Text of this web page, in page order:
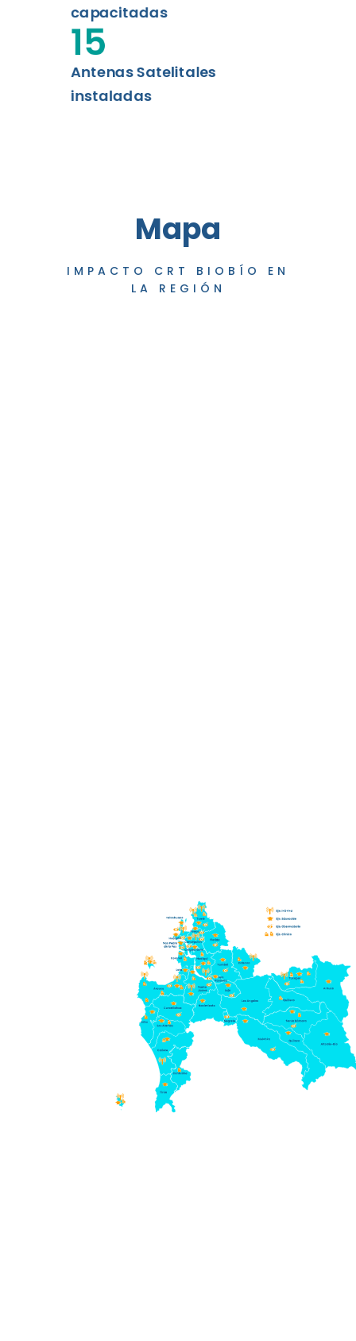
capacitadas
Antenas Satelitales
instaladas
15
Mapa
IMPACTO CRT BIOBÍO EN
LA REGIÓN